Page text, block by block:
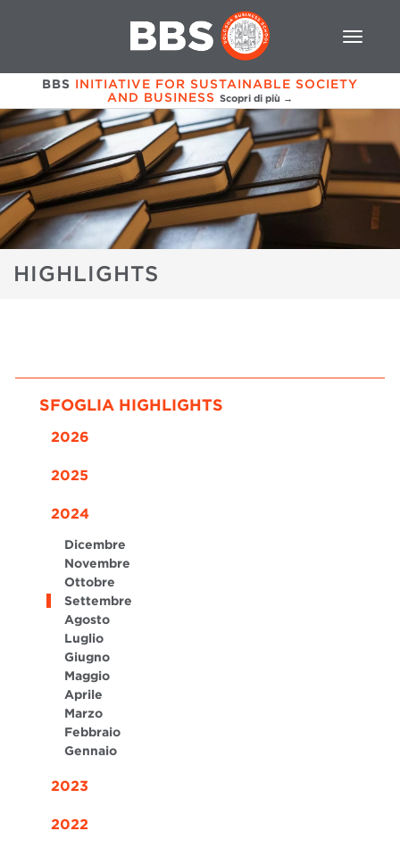
BBS INITIATIVE FOR SUSTAINABLE SOCIETY
AND BUSINESS Scopri di più →
HIGHLIGHTS
SFOGLIA HIGHLIGHTS
2026
2025
2024
Dicembre
Novembre
Ottobre
Settembre
Agosto
Luglio
Giugno
Maggio
Aprile
Marzo
Febbraio
Gennaio
2023
2022